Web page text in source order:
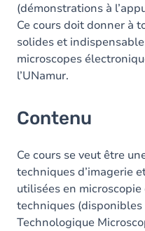
(démonstrations à
Ce cours doit donner à
solides et
microscopes
l’UNamur.
Contenu
Ce cours se veut être
techniques d’imagerie
utilisées en
techniques
Technologique